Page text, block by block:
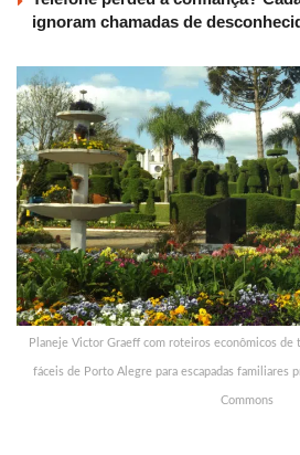
ignoram chamadas de
Planeje Victor Graeff com roteiros econômicos de
fáceis de Porto Alegre para escapadas familiares
Commons